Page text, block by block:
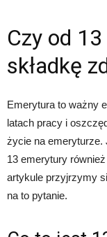
Czy od
składkę
Emerytura to ważny
latach pracy i
życie na emeryturze.
13 emerytury
artykule przyjrzymy
na to pytanie.